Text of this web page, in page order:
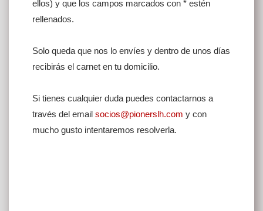
ellos) y que los campos marcados con * estén
rellenados.
Solo queda que nos lo envíes y dentro de unos días
recibirás el carnet en tu domicilio.
Si tienes cualquier duda puedes contactarnos a
través del email socios@pionerslh.com y con
mucho gusto intentaremos resolverla.